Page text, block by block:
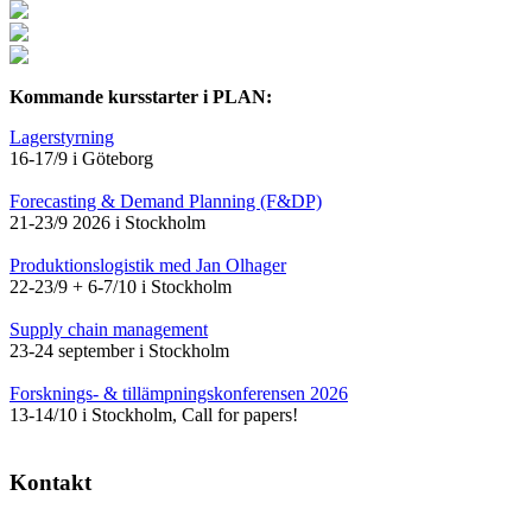
Kommande kursstarter i PLAN:
Lagerstyrning
16-17/9 i Göteborg
Forecasting & Demand Planning (F&DP)
21-23/9 2026 i Stockholm
Produktionslogistik med Jan Olhager
22-23/9 + 6-7/10 i Stockholm
Supply chain management
23-24 september i Stockholm
Forsknings- & tillämpningskonferensen 2026
13-14/10 i Stockholm, Call for papers!
Kontakt